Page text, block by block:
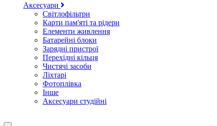
Аксесуари
Світлофільтри
Карти пам'яті та рідери
Елементи живлення
Батарейні блоки
Зарядні пристрої
Перехідні кільця
Чистячі засоби
Ліхтарі
Фотоплівка
Інше
Аксесуари студійні